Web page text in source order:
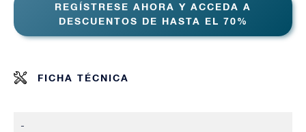
REGÍSTRESE AHORA Y ACCEDA A
DESCUENTOS DE HASTA EL 70%
FICHA TÉCNICA
-